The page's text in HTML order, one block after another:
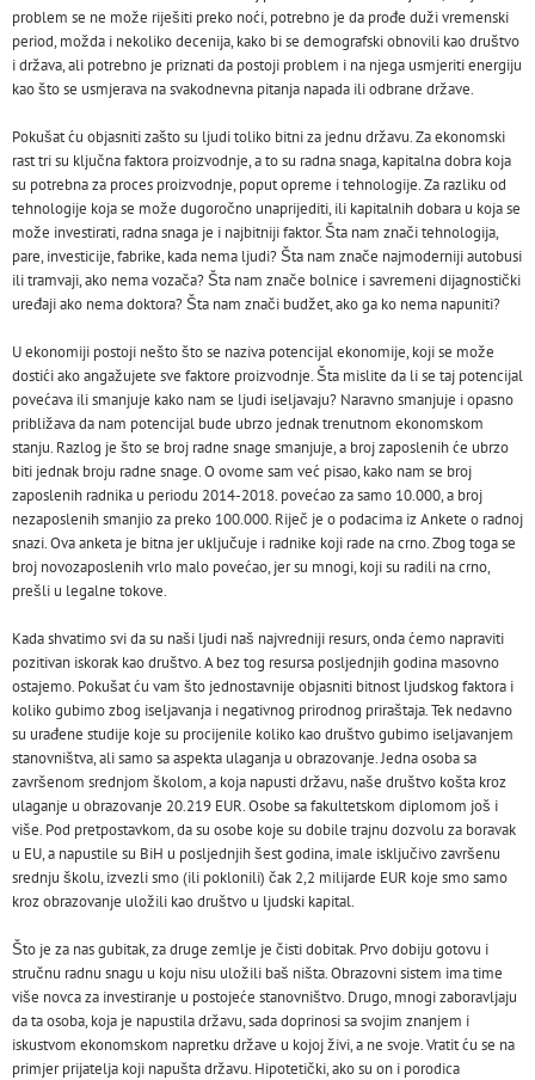
problem se ne može riješiti preko noći, potrebno je da prođe duži vremenski
period, možda i nekoliko decenija, kako bi se demografski obnovili kao društvo
i država, ali potrebno je priznati da postoji problem i na njega usmjeriti energiju
kao što se usmjerava na svakodnevna pitanja napada ili odbrane države.
Pokušat ću objasniti zašto su ljudi toliko bitni za jednu državu. Za ekonomski
rast tri su ključna faktora proizvodnje, a to su radna snaga, kapitalna dobra koja
su potrebna za proces proizvodnje, poput opreme i tehnologije. Za razliku od
tehnologije koja se može dugoročno unaprijediti, ili kapitalnih dobara u koja se
može investirati, radna snaga je i najbitniji faktor. Šta nam znači tehnologija,
pare, investicije, fabrike, kada nema ljudi? Šta nam znače najmoderniji autobusi
ili tramvaji, ako nema vozača? Šta nam znače bolnice i savremeni dijagnostički
uređaji ako nema doktora? Šta nam znači budžet, ako ga ko nema napuniti?
U ekonomiji postoji nešto što se naziva potencijal ekonomije, koji se može
dostići ako angažujete sve faktore proizvodnje. Šta mislite da li se taj potencijal
povećava ili smanjuje kako nam se ljudi iseljavaju? Naravno smanjuje i opasno
približava da nam potencijal bude ubrzo jednak trenutnom ekonomskom
stanju. Razlog je što se broj radne snage smanjuje, a broj zaposlenih će ubrzo
biti jednak broju radne snage. O ovome sam već pisao, kako nam se broj
zaposlenih radnika u periodu 2014-2018. povećao za samo 10.000, a broj
nezaposlenih smanjio za preko 100.000. Riječ je o podacima iz Ankete o radnoj
snazi. Ova anketa je bitna jer uključuje i radnike koji rade na crno. Zbog toga se
broj novozaposlenih vrlo malo povećao, jer su mnogi, koji su radili na crno,
prešli u legalne tokove.
Kada shvatimo svi da su naši ljudi naš najvredniji resurs, onda ćemo napraviti
pozitivan iskorak kao društvo. A bez tog resursa posljednjih godina masovno
ostajemo. Pokušat ću vam što jednostavnije objasniti bitnost ljudskog faktora i
koliko gubimo zbog iseljavanja i negativnog prirodnog priraštaja. Tek nedavno
su urađene studije koje su procijenile koliko kao društvo gubimo iseljavanjem
stanovništva, ali samo sa aspekta ulaganja u obrazovanje. Jedna osoba sa
završenom srednjom školom, a koja napusti državu, naše društvo košta kroz
ulaganje u obrazovanje 20.219 EUR. Osobe sa fakultetskom diplomom još i
više. Pod pretpostavkom, da su osobe koje su dobile trajnu dozvolu za boravak
u EU, a napustile su BiH u posljednjih šest godina, imale isključivo završenu
srednju školu, izvezli smo (ili poklonili) čak 2,2 milijarde EUR koje smo samo
kroz obrazovanje uložili kao društvo u ljudski kapital.
Što je za nas gubitak, za druge zemlje je čisti dobitak. Prvo dobiju gotovu i
stručnu radnu snagu u koju nisu uložili baš ništa. Obrazovni sistem ima time
više novca za investiranje u postojeće stanovništvo. Drugo, mnogi zaboravljaju
da ta osoba, koja je napustila državu, sada doprinosi sa svojim znanjem i
iskustvom ekonomskom napretku države u kojoj živi, a ne svoje. Vratit ću se na
primjer prijatelja koji napušta državu. Hipotetički, ako su on i porodica